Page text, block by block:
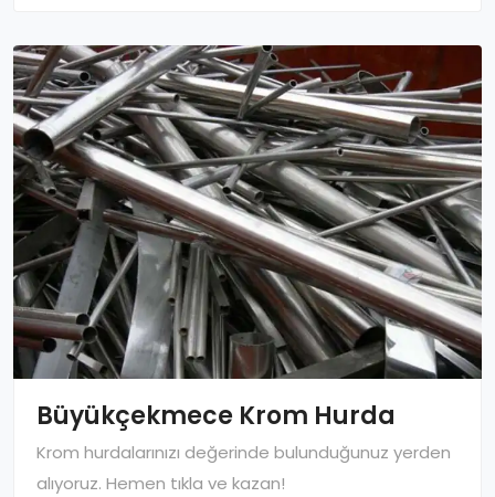
Büyükçekmece Krom Hurda
Krom hurdalarınızı değerinde bulunduğunuz yerden
alıyoruz. Hemen tıkla ve kazan!